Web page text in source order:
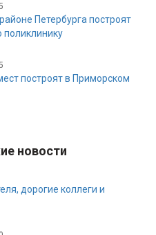
Петербурга построят
поликлинику
построят в Приморском
новости
дорогие коллеги и